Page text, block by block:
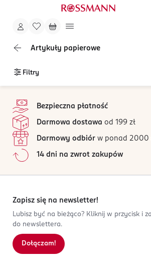
Artykuły papierowe
Filtry
Bezpieczna płatność
Darmowa dostawa od 199 zł
Darmowy odbiór w ponad 2000
14 dni na zwrot zakupów
Zapisz się na newsletter!
Lubisz być na bieżąco? Kliknij w przycisk i
do newslettera.
Dołączam!